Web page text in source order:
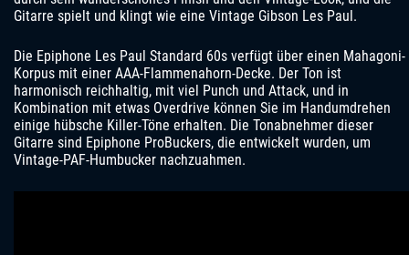
Gitarre spielt und klingt wie eine Vintage Gibson Les Paul.
Die Epiphone Les Paul Standard 60s verfügt über einen Mahagoni-
Korpus mit einer AAA-Flammenahorn-Decke. Der Ton ist
harmonisch reichhaltig, mit viel Punch und Attack, und in
Kombination mit etwas Overdrive können Sie im Handumdrehen
einige hübsche Killer-Töne erhalten. Die Tonabnehmer dieser
Gitarre sind Epiphone ProBuckers, die entwickelt wurden, um
Vintage-PAF-Humbucker nachzuahmen.